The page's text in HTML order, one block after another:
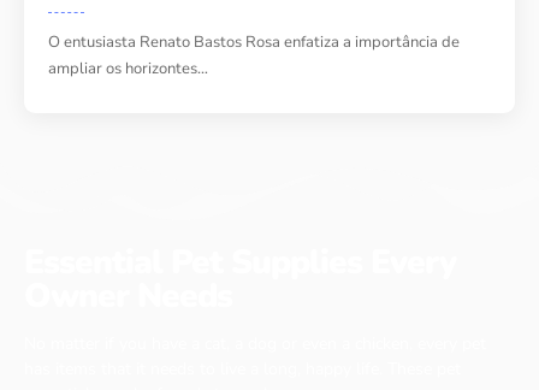
O entusiasta Renato Bastos Rosa enfatiza a importância de
ampliar os horizontes…